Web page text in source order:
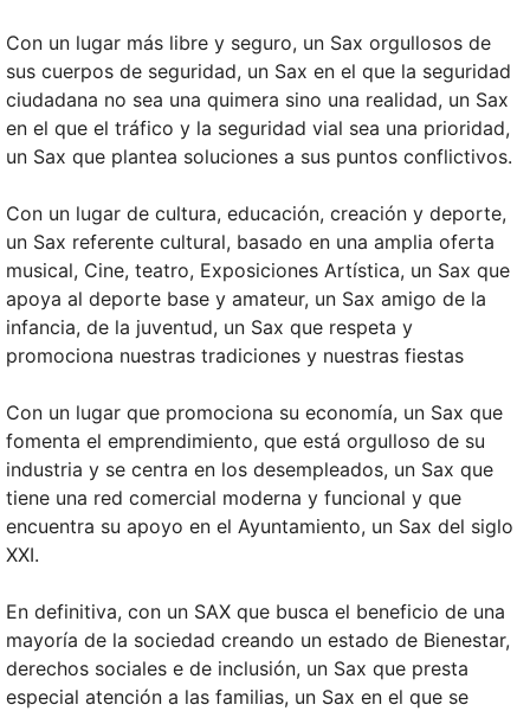
Con un lugar más libre y seguro, un Sax orgullosos de
sus cuerpos de seguridad, un Sax en el que la seguridad
ciudadana no sea una quimera sino una realidad, un Sax
en el que el tráfico y la seguridad vial sea una prioridad,
un Sax que plantea soluciones a sus puntos conflictivos.
Con un lugar de cultura, educación, creación y deporte,
un Sax referente cultural, basado en una amplia oferta
musical, Cine, teatro, Exposiciones Artística, un Sax que
apoya al deporte base y amateur, un Sax amigo de la
infancia, de la juventud, un Sax que respeta y
promociona nuestras tradiciones y nuestras fiestas
Con un lugar que promociona su economía, un Sax que
fomenta el emprendimiento, que está orgulloso de su
industria y se centra en los desempleados, un Sax que
tiene una red comercial moderna y funcional y que
encuentra su apoyo en el Ayuntamiento, un Sax del siglo
XXI.
En definitiva, con un SAX que busca el beneficio de una
mayoría de la sociedad creando un estado de Bienestar,
derechos sociales e de inclusión, un Sax que presta
especial atención a las familias, un Sax en el que se